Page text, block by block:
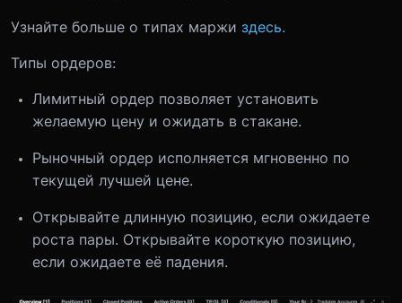
Узнайте больше о типах маржи здесь.
Типы ордеров:
Лимитный ордер позволяет установить
желаемую цену и ожидать в стакане.
Рыночный ордер исполняется мгновенно по
текущей лучшей цене.
Открывайте длинную позицию, если ожидаете
роста пары. Открывайте короткую позицию,
если ожидаете её падения.